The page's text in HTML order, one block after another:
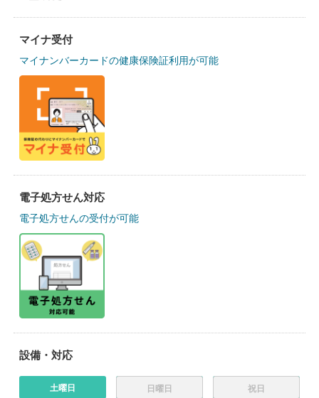
マイナ受付
マイナンバーカードの健康保険証利用が可能
電子処方せん対応
電子処方せんの受付が可能
設備・対応
土曜日 日曜日 祝日